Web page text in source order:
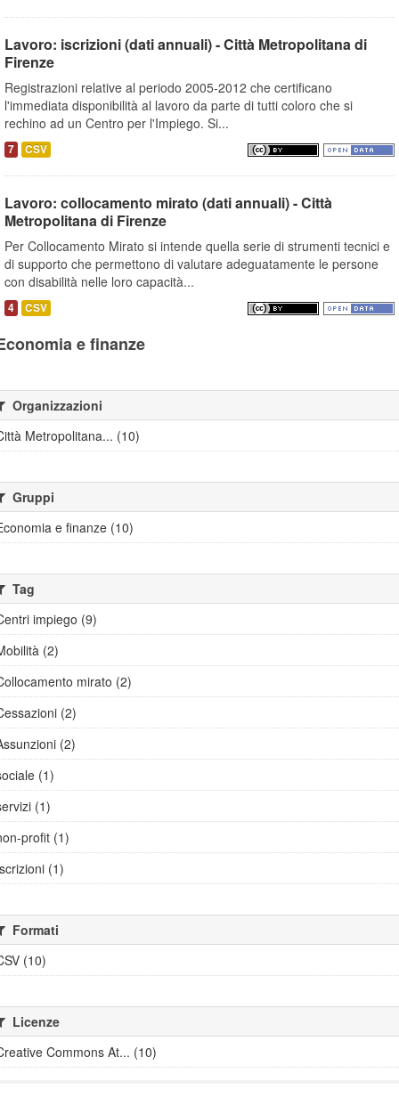
Lavoro: iscrizioni (dati annuali) - Città Metropolitana di
Firenze
Registrazioni relative al periodo 2005-2012 che certificano
l'immediata disponibilità al lavoro da parte di tutti coloro che si
rechino ad un Centro per l'Impiego. Si...
7 CSV
Lavoro: collocamento mirato (dati annuali) - Città
Metropolitana di Firenze
Per Collocamento Mirato si intende quella serie di strumenti tecnici e
di supporto che permettono di valutare adeguatamente le persone
con disabilità nelle loro capacità...
4 CSV
e finanze
Organizzazioni
Metropolitana... (10)
Gruppi
e finanze (10)
Tag
impiego (9)
(2)
mirato (2)
(2)
(2)
(1)
(1)
profit (1)
(1)
Formati
(10)
Licenze
Commons At... (10)